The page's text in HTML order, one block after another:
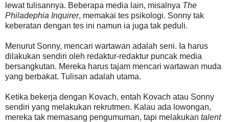
lewat tulisannya. Beberapa media lain, misalnya The
Philadephia Inquirer, memakai tes psikologi. Sonny tak
keberatan dengan tes ini namun ia juga tak peduli.
Menurut Sonny, mencari wartawan adalah seni. Ia harus
dilakukan sendiri oleh redaktur-redaktur puncak media
bersangkutan. Mereka harus tajam mencari wartawan muda
yang berbakat. Tulisan adalah utama.
Ketika bekerja dengan Kovach, entah Kovach atau Sonny
sendiri yang melakukan rekrutmen. Kalau ada lowongan,
mereka tak memasang pengumuman, tapi melakukan talent